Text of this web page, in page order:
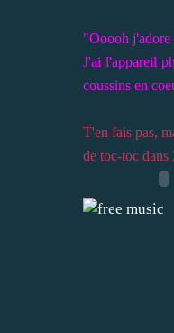
"Ooooh j'adore
J'ai l'appareil
coussins en
T'en fais pas,
de toc-toc dans